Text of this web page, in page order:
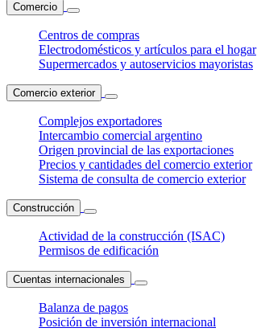
Comercio
Centros de compras
Electrodomésticos y artículos para el hogar
Supermercados y autoservicios mayoristas
Comercio exterior
Complejos exportadores
Intercambio comercial argentino
Origen provincial de las exportaciones
Precios y cantidades del comercio exterior
Sistema de consulta de comercio exterior
Construcción
Actividad de la construcción (ISAC)
Permisos de edificación
Cuentas internacionales
Balanza de pagos
Posición de inversión internacional